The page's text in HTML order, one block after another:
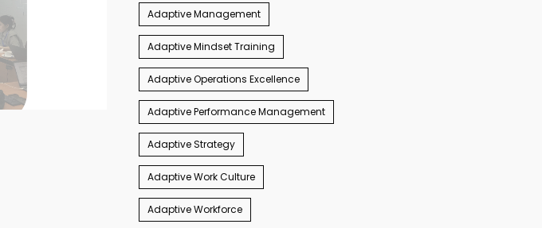
Adaptive Management
Adaptive Mindset Training
Adaptive Operations Excellence
Adaptive Performance Management
Adaptive Strategy
Adaptive Work Culture
Adaptive Workforce